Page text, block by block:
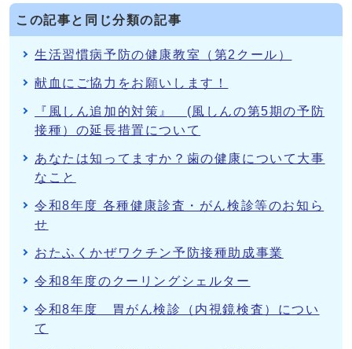
この記事と同じ分類の記事
生活習慣病予防の健康教室（第2クール）
献血にご協力をお願いします！
『風しん追加的対策』 (風しんの第5期の予防
接種）の延長措置について
あなたは知ってますか？歯の健康について大事
なこと
令和8年度 各種健康診査・がん検診等のお知ら
せ
おたふくかぜワクチン予防接種助成事業
令和8年度のクーリングシェルター
令和8年度 胃がん検診（内視鏡検査）につい
て